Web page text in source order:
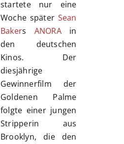
startete nur eine
Woche später Sean
Bakers ANORAin
den deutschen
Kinos. Der
diesjährige
Gewinnerfilm der
Goldenen Palme
folgte einer jungen
Stripperin aus
Brooklyn, die den